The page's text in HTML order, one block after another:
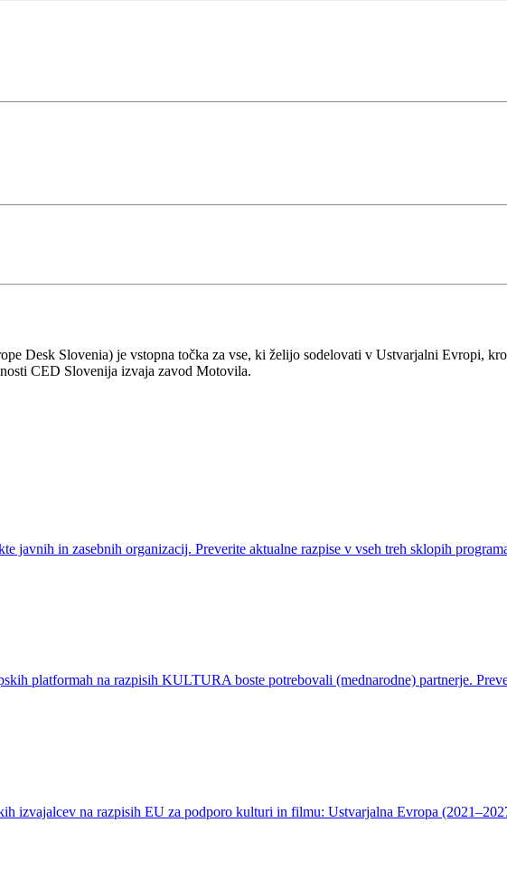
Desk Slovenia) je vstopna točka za vse, ki želijo sodelovati v Ustvarjalni Evropi,
CED Slovenija izvaja zavod Motovila.
javnih in zasebnih organizacij. Preverite aktualne razpise v vseh treh sklopih
platformah na razpisih KULTURA boste potrebovali (mednarodne) partnerje.
izvajalcev na razpisih EU za podporo kulturi in filmu: Ustvarjalna Evropa